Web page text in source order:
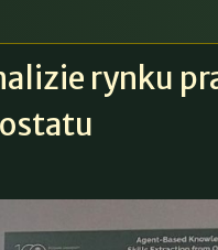
rynku